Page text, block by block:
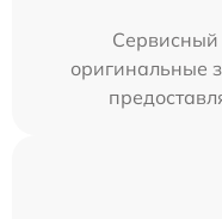
Сервисный
оригинальные